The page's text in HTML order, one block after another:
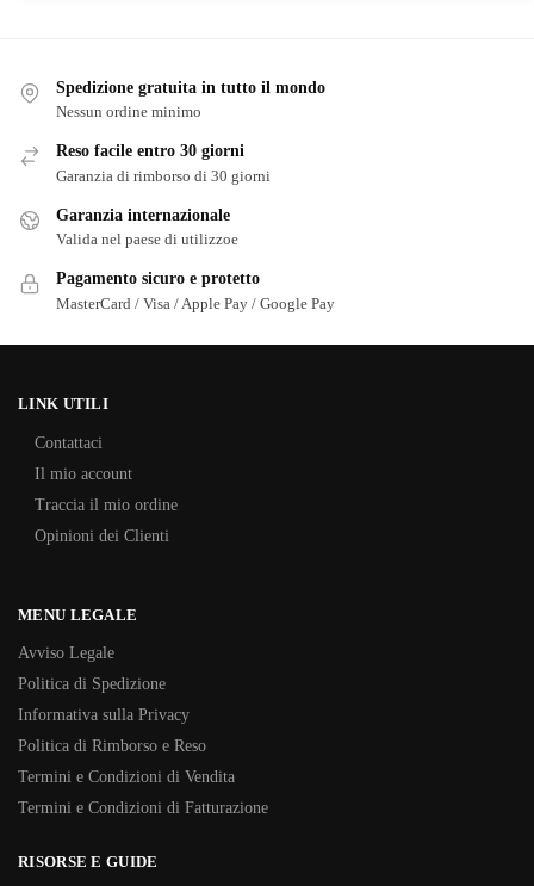
Spedizione gratuita in tutto il mondo
Nessun ordine minimo
Reso facile entro 30 giorni
Garanzia di rimborso di 30 giorni
Garanzia internazionale
Valida nel paese di utilizzoe
Pagamento sicuro e protetto
MasterCard / Visa / Apple Pay / Google Pay
LINK UTILI
Contattaci
Il mio account
Traccia il mio ordine
Opinioni dei Clienti
MENU LEGALE
Avviso Legale
Politica di Spedizione
Informativa sulla Privacy
Politica di Rimborso e Reso
Termini e Condizioni di Vendita
Termini e Condizioni di Fatturazione
RISORSE E GUIDE